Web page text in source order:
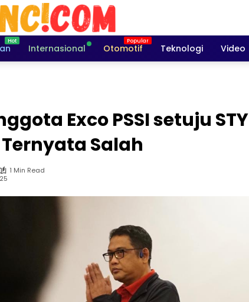
Internasional Otomotif Teknologi Video
Exco PSSI setuju STY
Salah
1 Min Read